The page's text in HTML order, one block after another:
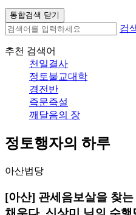
통합검색 닫기
검
추천 검색어
천일결사
정토불교대학
경전반
즉문즉설
깨달음의 장
정토행자의 하루
아산법당
[아산] 관세음보살을 찾